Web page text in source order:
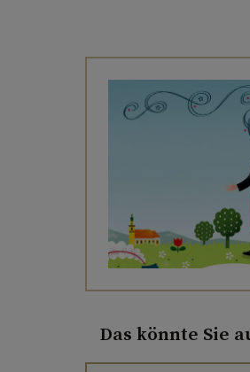
Das könnte Sie